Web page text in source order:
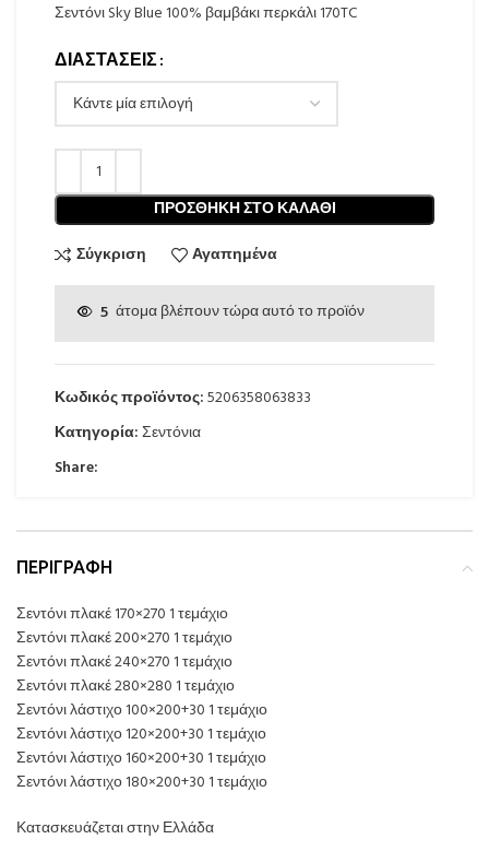
Σεντόνι Sky Blue 100% βαμβάκι περκάλι 170TC
ΔΙΑΣΤΑΣΕΙΣ
ΠΡΟΣΘΉΚΗ ΣΤΟ ΚΑΛΆΘΙ
Σύγκριση
Αγαπημένα
5 άτομα βλέπουν τώρα αυτό το προϊόν
Κωδικός προϊόντος:5206358063833
Κατηγορία:Σεντόνια
Share:
ΠΕΡΙΓΡΑΦΉ
Σεντόνι πλακέ 170×270 1 τεμάχιο
Σεντόνι πλακέ 200×270 1 τεμάχιο
Σεντόνι πλακέ 240×270 1 τεμάχιο
Σεντόνι πλακέ 280×280 1 τεμάχιο
Σεντόνι λάστιχο 100×200+30 1 τεμάχιο
Σεντόνι λάστιχο 120×200+30 1 τεμάχιο
Σεντόνι λάστιχο 160×200+30 1 τεμάχιο
Σεντόνι λάστιχο 180×200+30 1 τεμάχιο
Κατασκευάζεται στην Ελλάδα